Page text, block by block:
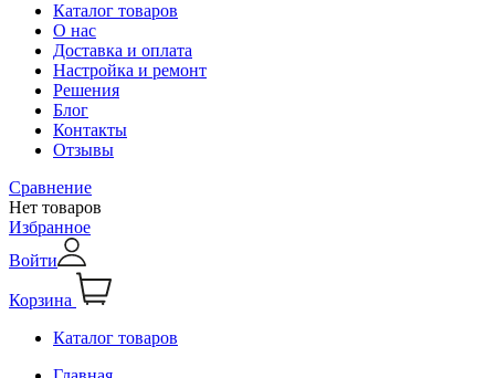
Каталог товаров
О нас
Доставка и оплата
Настройка и ремонт
Решения
Блог
Контакты
Отзывы
Сравнение
Нет товаров
Избранное
Войти
Корзина
Каталог товаров